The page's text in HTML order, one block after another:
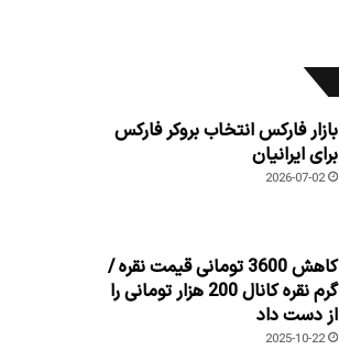
بازار فارکس انتخاب بروکر فارکس
برای ایرانیان
2026-07-02
کاهش 3600 تومانی قیمت نقره /
گرم نقره کانال 200 هزار تومانی را
از دست داد
2025-10-22